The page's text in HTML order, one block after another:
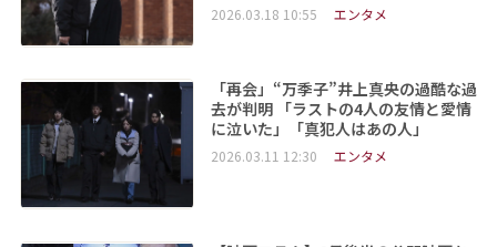
2026.03.18 10:55 エンタメ
「再会」“万季子”井上真央の過酷な過
去が判明 「ラストの4人の友情と愛情
に泣いた」「真犯人はあの人」
2026.03.11 12:30 エンタメ